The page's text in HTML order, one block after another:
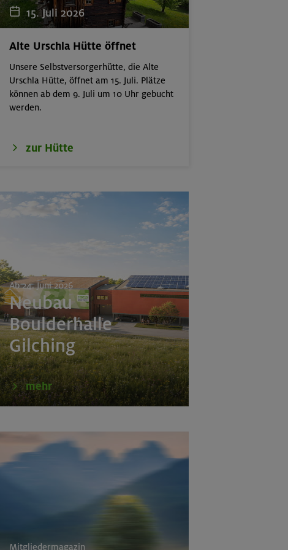
15. Juli 2026
Alte Urschla Hütte öffnet
Unsere Selbstversorgerhütte, die Alte
Urschla Hütte, öffnet am 15. Juli. Plätze
können ab dem 9. Juli um 10 Uhr gebucht
werden.
zur Hütte
Ab 24. Juni 2026
Neubau
Boulderhalle
Gilching
mehr
Mitgliedermagazin